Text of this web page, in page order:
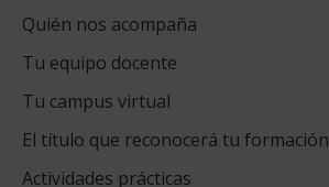
Quién nos acompaña
Tu equipo docente
Tu campus virtual
El título que reconocerá tu formación
Actividades prácticas